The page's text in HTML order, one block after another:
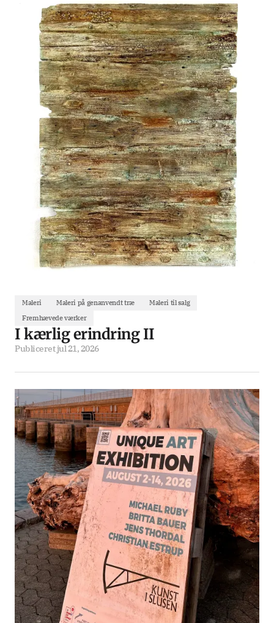
Maleri Maleri på genanvendt træ
Maleri til salg
Fremhævede værker
I kærlig erindring II
Publiceretjul 21, 2026